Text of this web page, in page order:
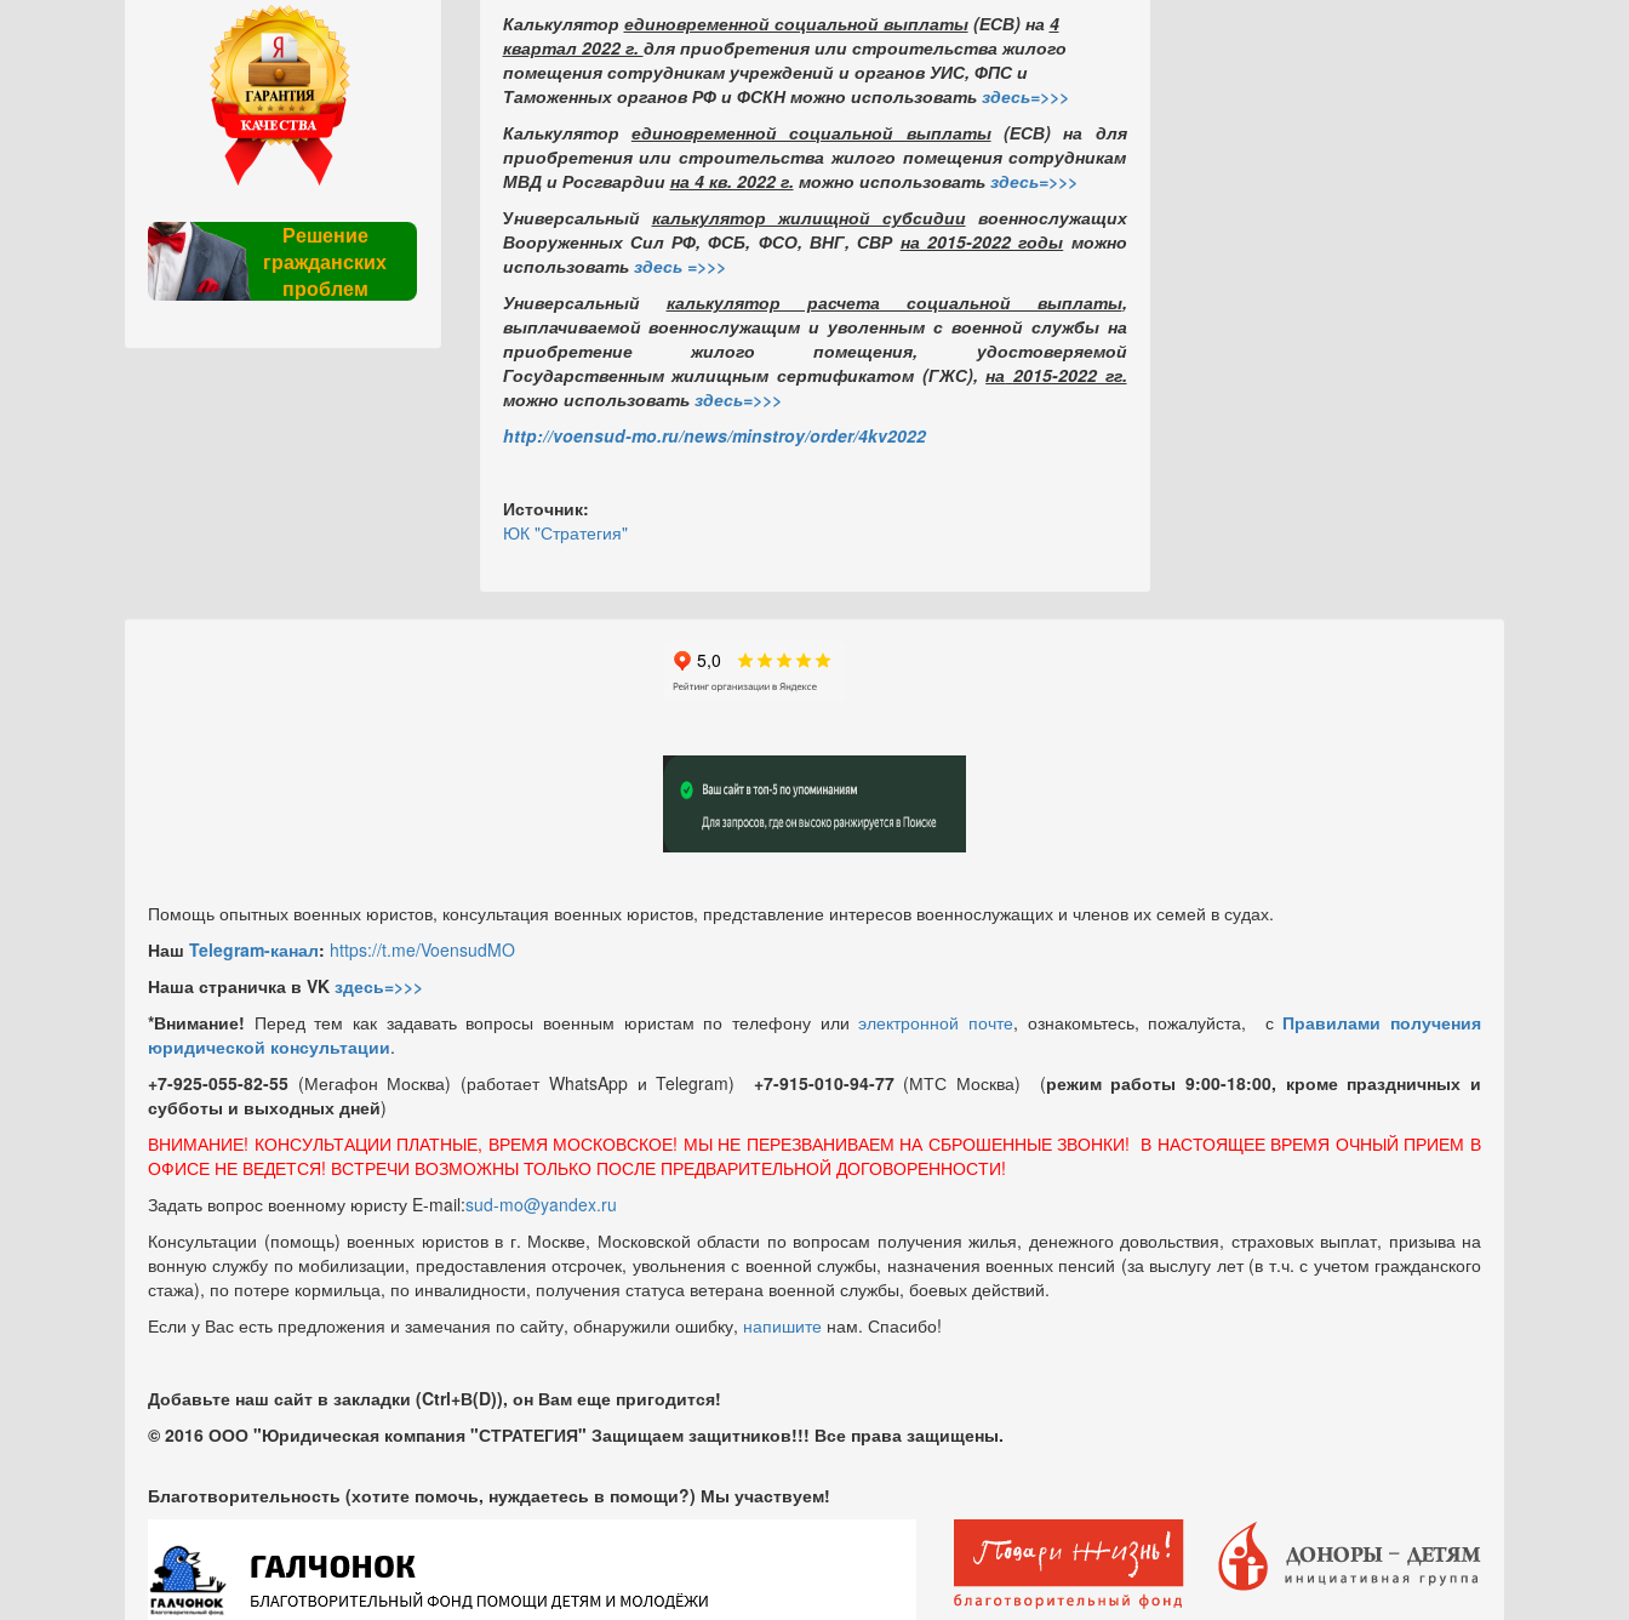
Решение
гражданских
проблем
Калькулятор единовременной социальной выплаты(ЕСВ) на 4
квартал 2022 г. для приобретения или строительства жилого
помещения сотрудникам учреждений и органов УИС, ФПС и
Таможенных органов РФ и ФСКН можно использовать здесь=>>>
Калькулятор единовременной социальной выплаты(ЕСВ) на для
приобретения или строительства жилого помещения сотрудникам
МВД и Росгвардии на 4 кв. 2022 г. можно использовать здесь=>>>
Универсальный калькулятор жилищной субсидиивоеннослужащих
Вооруженных Сил РФ, ФСБ, ФСО, ВНГ, СВР на 2015-2022 годы можно
использовать здесь =>>>
Универсальный калькулятор расчета социальной выплаты,
выплачиваемой военнослужащим и уволенным с военной службы на
приобретение жилого помещения, удостоверяемой
Государственным жилищным сертификатом (ГЖС),на 2015-2022 гг.
можно использовать здесь=>>>
http://voensud-mo.ru/news/minstroy/order/4kv2022
Источник:
ЮК "Стратегия"
Помощь опытных военных юристов, консультация военных юристов, представление интересов военнослужащих и членов их семей в судах.
Наш Telegram-канал: https://t.me/VoensudMO
Наша страничка в VK здесь=>>>
*Внимание! Перед тем как задавать вопросы военным юристам по телефону илиэлектронной почте, ознакомьтесь, пожалуйста, с Правилами получения
юридической консультации.
+7-925-055-82-55 (Мегафон Москва) (работает WhatsApp и Telegram) +7-915-010-94-77 (МТС Москва) (режим работы 9:00-18:00, кроме праздничных и
субботы и выходных дней)
ВНИМАНИЕ! КОНСУЛЬТАЦИИ ПЛАТНЫЕ, ВРЕМЯ МОСКОВСКОЕ! МЫ НЕ ПЕРЕЗВАНИВАЕМ НА СБРОШЕННЫЕ ЗВОНКИ! В НАСТОЯЩЕЕ ВРЕМЯ ОЧНЫЙ ПРИЕМ В
ОФИСЕ НЕ ВЕДЕТСЯ! ВСТРЕЧИ ВОЗМОЖНЫ ТОЛЬКО ПОСЛЕ ПРЕДВАРИТЕЛЬНОЙ ДОГОВОРЕННОСТИ!
Задать вопрос военному юристу E-mail:sud-mo@yandex.ru
Консультации (помощь) военных юристов в г. Москве, Московской области по вопросам получения жилья, денежного довольствия, страховых выплат, призыва на
вонную службу по мобилизации, предоставления отсрочек, увольнения с военной службы, назначения военных пенсий (за выслугу лет (в т.ч. с учетом гражданского
стажа), по потере кормильца, по инвалидности, получения статуса ветерана военной службы, боевых действий.
Если у Вас есть предложения и замечания по сайту, обнаружили ошибку, напишите нам. Спасибо!
Добавьте наш сайт в закладки (Ctrl+В(D)), он Вам еще пригодится!
© 2016 ООО "Юридическая компания "СТРАТЕГИЯ" Защищаем защитников!!! Все права защищены.
Благотворительность (хотите помочь, нуждаетесь в помощи?) Мы участвуем!